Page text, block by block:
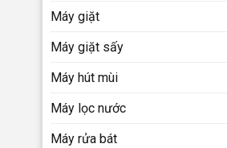
Máy giặt
Máy giặt sấy
Máy hút mùi
Máy lọc nước
Máy rửa bát